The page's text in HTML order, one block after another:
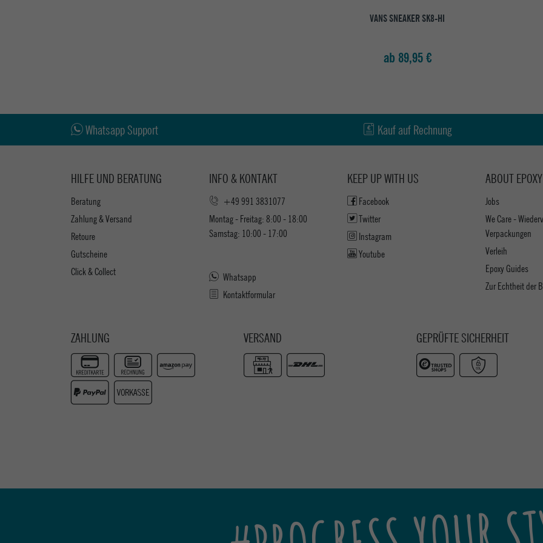
VANS SNEAKER SK8-HI
ab 89,95 €
Whatsapp Support Kauf auf Rechnung
HILFE UND BERATUNG
Beratung
Zahlung & Versand
Retoure
Gutscheine
Click & Collect
INFO & KONTAKT
+49 991 3831077
Montag - Freitag: 8:00 - 18:00
Samstag: 10:00 - 17:00
Whatsapp
Kontaktformular
ABOUT EPOXY
Jobs
We Care -
Verpackungen
Verleih
Epoxy Guides
Zur Echtheit der
KEEP UP WITH US
Facebook
Twitter
Instagram
Youtube
ZAHLUNG VERSAND GEPRÜFTE SICHERHEIT